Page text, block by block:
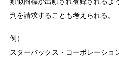
類似商標が出願され登録されるよ
判を請求することも考えられる。
例）
スターバックス・コーポレーショ